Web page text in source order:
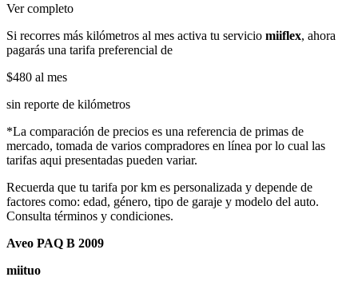
Ver completo
Si recorres más kilómetros al mes activa tu servicio miiflex, ahora
pagarás una tarifa preferencial de
$480 al mes
sin reporte de kilómetros
*La comparación de precios es una referencia de primas de
mercado, tomada de varios compradores en línea por lo cual las
tarifas aqui presentadas pueden variar.
Recuerda que tu tarifa por km es personalizada y depende de
factores como: edad, género, tipo de garaje y modelo del auto.
Consulta términos y condiciones.
Aveo PAQ B 2009
miituo